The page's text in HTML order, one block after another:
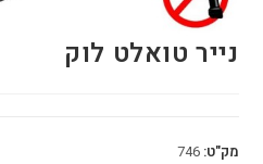
נייר טואלט לוק
מק"ט:746